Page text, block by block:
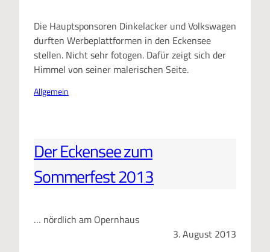
Die Hauptsponsoren Dinkelacker und Volkswagen
durften Werbeplattformen in den Eckensee
stellen. Nicht sehr fotogen. Dafür zeigt sich der
Himmel von seiner malerischen Seite.
Allgemein
Der Eckensee zum
Sommerfest 2013
… nördlich am Opernhaus
3. August 2013